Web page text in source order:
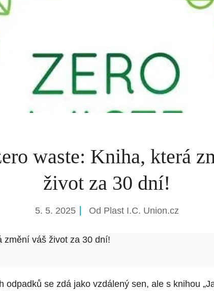
waste: Kniha, která
život za 30 dní!
5. 5. 2025 Od Plast I.C. Union.cz
změní váš život za 30 dní!
odpadků se zdá jako vzdálený sen, ale s knihou